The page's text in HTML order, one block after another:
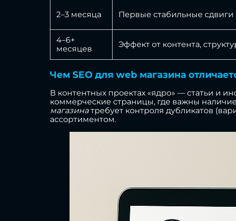
2–3 месяца Первые стабильные сдвиги
4–6+
месяцев
Эффект от контента,
Чем SEO для web магазина
В контентных проектах «ядро» — статьи и
коммерческие страницы, где важны
магазинатребует контроля дубликатов
ассортиментом.